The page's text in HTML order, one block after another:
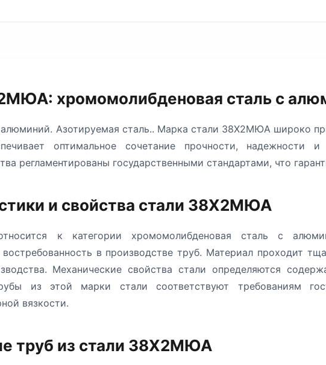
хромомолибденовая сталь с
Азотируемая сталь.. Марка стали 38Х2МЮА широко
оптимальное сочетание прочности, надежности
регламентированы государственными стандартами, что
и свойства стали 38Х2МЮА
к категории хромомолибденовая сталь с
в производстве труб. Материал проходит
Механические свойства стали определяются
из этой марки стали соответствуют требованиям
вязкости.
труб из стали 38Х2МЮА